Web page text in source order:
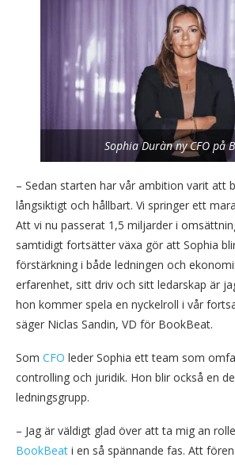
Sophia Duràn ny CFO på
– Sedan starten har vår ambition varit att
långsiktigt och hållbart. Vi springer ett
Att vi nu passerat 1,5 miljarder i
samtidigt fortsätter växa gör att Sophia
förstärkning i både ledningen och
erfarenhet, sitt driv och sitt ledarskap är
hon kommer spela en nyckelroll i vår
säger Niclas Sandin, VD för BookBeat.
Som CFO leder Sophia ett team som
controlling och juridik. Hon blir också en
ledningsgrupp.
– Jag är väldigt glad över att ta mig an
BookBeat i en så spännande fas. Att